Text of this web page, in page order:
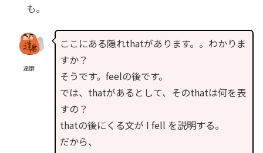
も。
達磨
ここにある隠れthatがあります。。わかりま
すか？
そうです。feelの後です。
では、thatがあるとして、そのthatは何を表
すの？
thatの後にくる文が I fell を説明する。
だから、